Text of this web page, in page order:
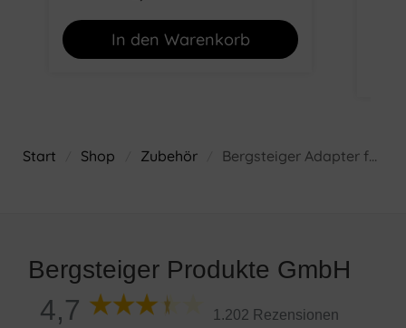
In den Warenkorb
Start Shop Zubehör Bergsteiger Adapter für Babyschalen von Maxi Cosi und Cybex
Bergsteiger Produkte GmbH
4,7 1.202 Rezensionen